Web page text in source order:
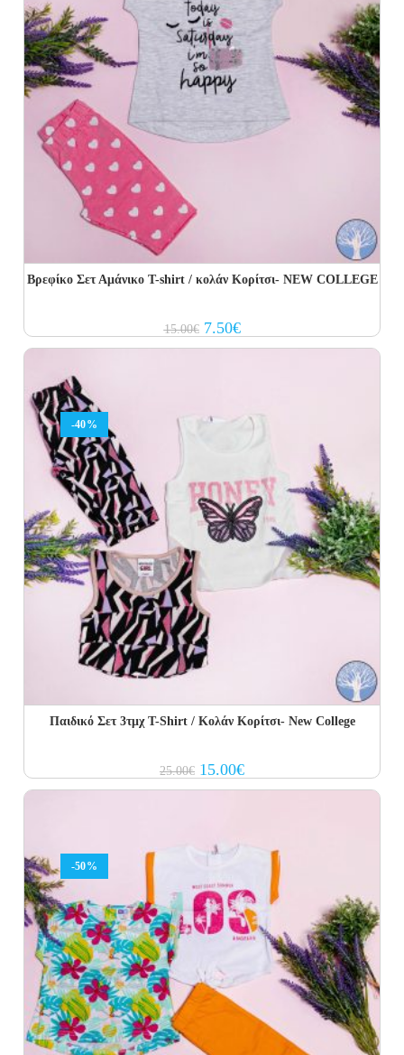
Βρεφίκο Σετ Αμάνικο T-shirt / κολάν Κορίτσι- NEW COLLEGE
15.00€ Original
price
was:
7.50€Current
price
is:
-40%
Παιδικό Σετ 3τμχ Τ-Shirt / Κολάν Κορίτσι- Νew College
25.00€ Original
price
was:
15.00€Current
price
is:
-50%